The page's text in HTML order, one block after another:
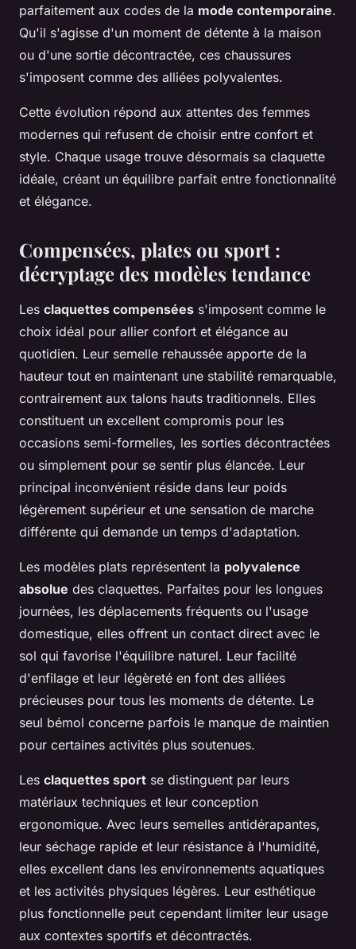
parfaitement aux codes de la mode contemporaine.
Qu'il s'agisse d'un moment de détente à la maison
ou d'une sortie décontractée, ces chaussures
s'imposent comme des alliées polyvalentes.
Cette évolution répond aux attentes des femmes
modernes qui refusent de choisir entre confort et
style. Chaque usage trouve désormais sa claquette
idéale, créant un équilibre parfait entre fonctionnalité
et élégance.
Compensées, plates ou sport :
décryptage des modèles tendance
Les claquettes compensées s'imposent comme le
choix idéal pour allier confort et élégance au
quotidien. Leur semelle rehaussée apporte de la
hauteur tout en maintenant une stabilité remarquable,
contrairement aux talons hauts traditionnels. Elles
constituent un excellent compromis pour les
occasions semi-formelles, les sorties décontractées
ou simplement pour se sentir plus élancée. Leur
principal inconvénient réside dans leur poids
légèrement supérieur et une sensation de marche
différente qui demande un temps d'adaptation.
Les modèles plats représentent la polyvalence
absolue des claquettes. Parfaites pour les longues
journées, les déplacements fréquents ou l'usage
domestique, elles offrent un contact direct avec le
sol qui favorise l'équilibre naturel. Leur facilité
d'enfilage et leur légèreté en font des alliées
précieuses pour tous les moments de détente. Le
seul bémol concerne parfois le manque de maintien
pour certaines activités plus soutenues.
Les claquettes sport se distinguent par leurs
matériaux techniques et leur conception
ergonomique. Avec leurs semelles antidérapantes,
leur séchage rapide et leur résistance à l'humidité,
elles excellent dans les environnements aquatiques
et les activités physiques légères. Leur esthétique
plus fonctionnelle peut cependant limiter leur usage
aux contextes sportifs et décontractés.